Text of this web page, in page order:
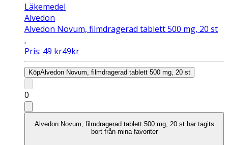
Läkemedel
Alvedon
Alvedon Novum, filmdragerad tablett 500 mg, 20 st
.
Pris: 49 kr49kr
KöpAlvedon Novum, filmdragerad tablett 500 mg, 20 st
0
Alvedon Novum, filmdragerad tablett 500 mg, 20 st har tagits
bort från mina favoriter